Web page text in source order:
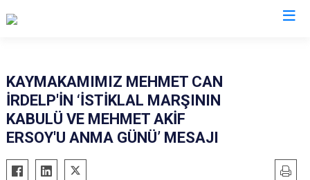
Adaklı
Genç
Kiğı
KAYMAKAMIMIZ MEHMET CAN
İRDELP'İN ‘İSTİKLAL MARŞININ
KABULÜ VE MEHMET AKİF
ERSOY'U ANMA GÜNÜ’ MESAJI